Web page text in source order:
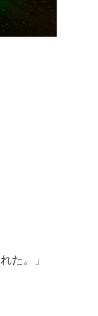
た。」